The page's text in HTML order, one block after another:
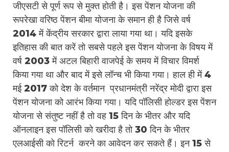
जीएसटी से पूर्ण रूप से मुक्त होती है। इस पेंशन योजना की
रूपरेखा वरिष्ठ पेंशन बीमा योजना के समान ही है जिसे वर्ष
2014 में केंद्रीय सरकार द्वारा लाया गया था। यदि इसके
इतिहास की बात करें तो सबसे पहले इस पेंशन योजना के विषय में
वर्ष 2003 में अटल बिहारी वाजपेई के समय में विचार विमर्श
किया गया था और बाद में इसे लॉन्च भी किया गया। हाल ही में 4
मई 2017 को देश के वर्तमान प्रधानमंत्री नरेंद्र मोदी द्वारा इस
पेंशन योजना को आरंभ किया गया। यदि पॉलिसी होल्डर इस पेंशन
योजना से संतुष्ट नहीं है तो वह 15 दिन के भीतर और यदि
ऑनलाइन इस पॉलिसी को खरीदा है तो 30 दिन के भीतर
एलआईसी को रिटर्न करने का आवेदन कर सकते हैं। इन 15 से